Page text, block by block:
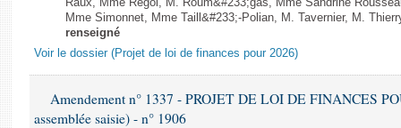
Raux, Mme Regol, M. Roum&#233;gas, Mme Sandrine
Mme Simonnet, Mme Taill&#233;-Polian, M. Tavernier, M.
renseigné
Voir le dossier (Projet de loi de finances pour 2026)
Amendement n° 1337 - PROJET DE LOI DE FINANCES
assemblée saisie) - n° 1906